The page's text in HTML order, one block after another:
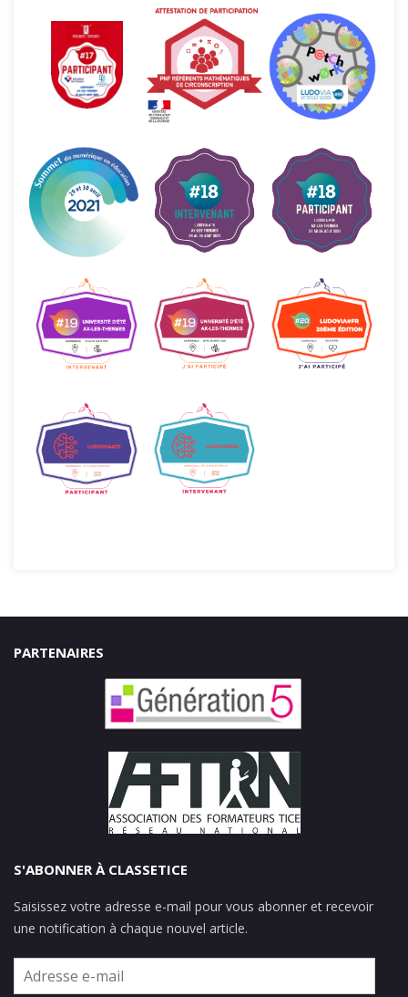
PARTENAIRES
S'ABONNER À CLASSETICE
Saisissez votre adresse e-mail pour vous abonner et recevoir
une notification à chaque nouvel article.
Adresse